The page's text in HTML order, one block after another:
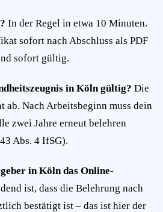
In der Regel in etwa 10 Minuten.
sofort nach Abschluss als PDF
sofort gültig.
in Köln gültig? Die
ab. Nach Arbeitsbeginn muss dein
zwei Jahre erneut belehren
Abs. 4 IfSG).
in Köln das Online-
ist, dass die Belehrung nach
bestätigt ist – das ist hier der